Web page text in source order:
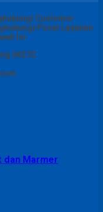
Customer
Pusat Layanan
Ini
66272
dan Marmer